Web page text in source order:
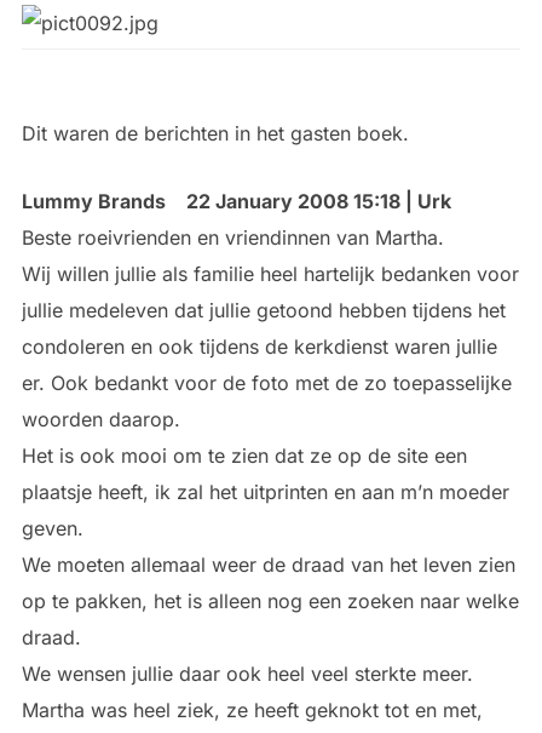
Dit waren de berichten in het gasten boek.
Lummy Brands
22 January 2008 15:18 | Urk
Beste roeivrienden en vriendinnen van Martha.
Wij willen jullie als familie heel hartelijk bedanken voor
jullie medeleven dat jullie getoond hebben tijdens het
condoleren en ook tijdens de kerkdienst waren jullie
er. Ook bedankt voor de foto met de zo toepasselijke
woorden daarop.
Het is ook mooi om te zien dat ze op de site een
plaatsje heeft, ik zal het uitprinten en aan m’n moeder
geven.
We moeten allemaal weer de draad van het leven zien
op te pakken, het is alleen nog een zoeken naar welke
draad.
We wensen jullie daar ook heel veel sterkte meer.
Martha was heel ziek, ze heeft geknokt tot en met,